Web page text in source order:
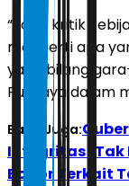
“Yang kritik
mengerti apa
yang bilang
Purbaya dalam
Baca Juga:
Integritas! Tak
Bogor Terkait